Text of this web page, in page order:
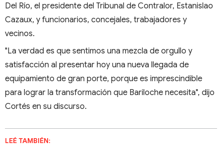
Del Río, el presidente del Tribunal de Contralor, Estanislao
Cazaux, y funcionarios, concejales, trabajadores y
vecinos.
"La verdad es que sentimos una mezcla de orgullo y
satisfacción al presentar hoy una nueva llegada de
equipamiento de gran porte, porque es imprescindible
para lograr la transformación que Bariloche necesita", dijo
Cortés en su discurso.
LEÉ TAMBIÉN: